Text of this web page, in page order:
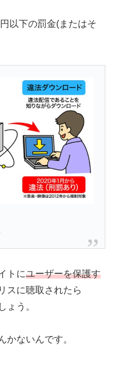
以下の罰金(またはそ
トにユーザーを保護す
スに聴取されたら
ょう。
かないんです。